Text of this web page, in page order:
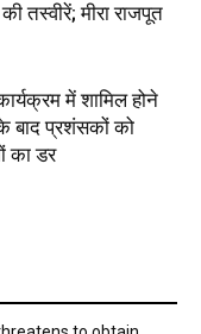
तस्वीरें; मीरा राजपूत
में शामिल होने
बाद प्रशंसकों को
का डर